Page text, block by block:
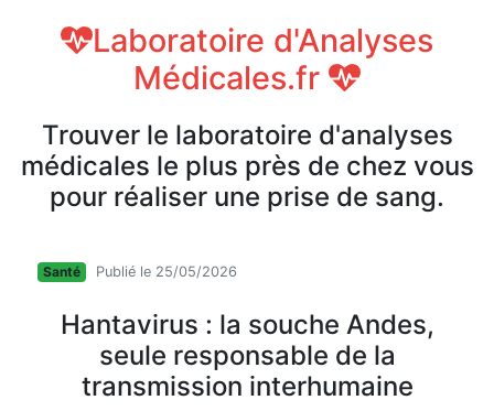
Laboratoire d'Analyses
Médicales.fr
Trouver le laboratoire d'analyses
médicales le plus près de chez vous
pour réaliser une prise de sang.
Santé Publié le 25/05/2026
Hantavirus : la souche Andes,
seule responsable de la
transmission interhumaine